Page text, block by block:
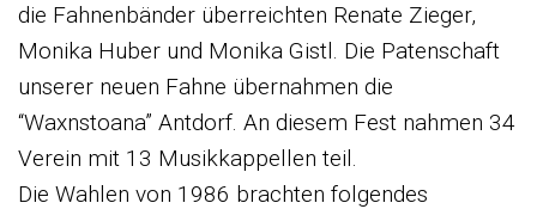
die Fahnenbänder überreichten Renate Zieger,
Monika Huber und Monika Gistl. Die Patenschaft
unserer neuen Fahne übernahmen die
“Waxnstoana” Antdorf. An diesem Fest nahmen 34
Verein mit 13 Musikkappellen teil.
Die Wahlen von 1986 brachten folgendes